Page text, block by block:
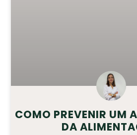
COMO PREVENIR UM
DA